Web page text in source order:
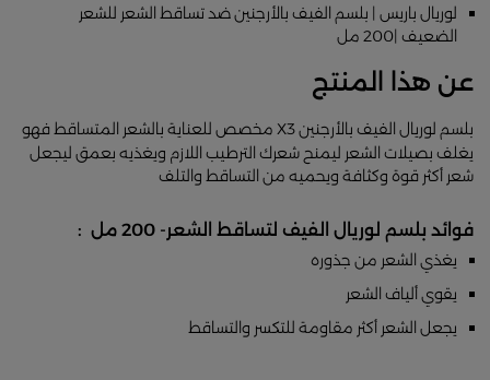
لوريال باريس | بلسم الفيف بالأرجنين ضد تساقط الشعر للشعر
الضعيف |200 مل
عن هذا المنتج
بلسم لوريال الفيف بالأرجنين X3 مخصص للعناية بالشعر المتساقط فهو
يغلف بصيلات الشعر ليمنح شعرك الترطيب اللازم ويغذيه بعمق ليجعل
شعر أكثر قوة وكثافة ويحميه من التساقط والتلف
فوائد بلسم لوريال الفيف لتساقط الشعر- 200 مل :
يغذي الشعر من جذوره
يقوي ألياف الشعر
يجعل الشعر أكثر مقاومة للتكسر والتساقط